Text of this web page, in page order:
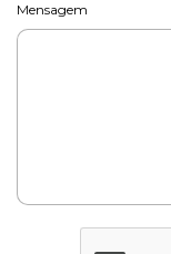
Mensagem